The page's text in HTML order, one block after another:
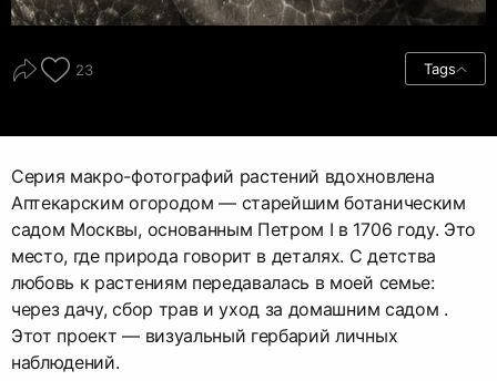
23 Tags
Серия макро-фотографий растений вдохновлена
Аптекарским огородом — старейшим ботаническим
садом Москвы, основанным Петром I в 1706 году. Это
место, где природа говорит в деталях. С детства
любовь к растениям передавалась в моей семье:
через дачу, сбор трав и уход за домашним садом .
Этот проект — визуальный гербарий личных
наблюдений.